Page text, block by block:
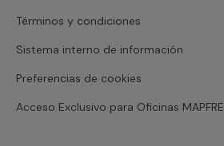
Términos y condiciones
Sistema interno de información
Preferencias de cookies
Acceso Exclusivo para Oficinas MAPFRE